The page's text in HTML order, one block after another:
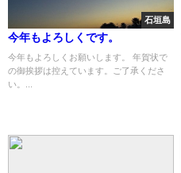
石垣島
今年もよろしくです。
今年もよろしくお願いします。 年賀状で
の御挨拶は控えています。ご了承くださ
い。...